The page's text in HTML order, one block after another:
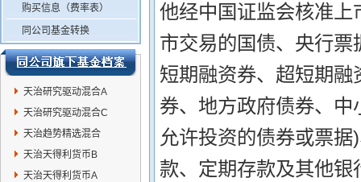
购买信息（费率表）
同公司基金转换
天治研究驱动混合A
天治研究驱动混合C
天治趋势精选混合
天治天得利货币B
天治天得利货币A
他经中国证监会核准
市交易的国债、央行
短期融资券、超短期
券、地方政府债券、
允许投资的债券或票
款、定期存款及其他